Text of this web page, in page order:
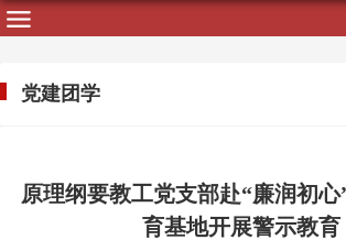
党建团学
原理纲要教工党支部赴“廉润初
育基地开展警示教育